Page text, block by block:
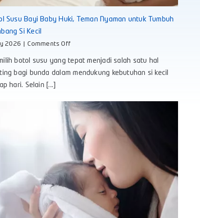
Susu Bayi Baby Huki, Teman Nyaman untuk Tumbuh
Si Kecil
2026 Comments Offon
Susu
Bayi
Nyaman
untuk
Tumbuh
Kembang
Si
Kecil
botol susu yang tepat menjadi salah satu hal
bagi bunda dalam mendukung kebutuhan si kecil
hari. Selain [...]